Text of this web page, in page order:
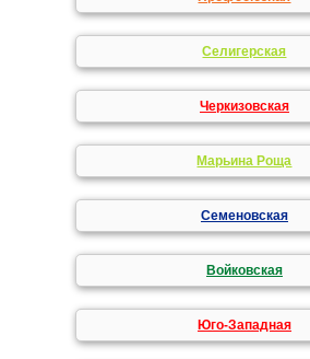
Селигерская
Черкизовская
Марьина Роща
Семеновская
Войковская
Юго-Западная